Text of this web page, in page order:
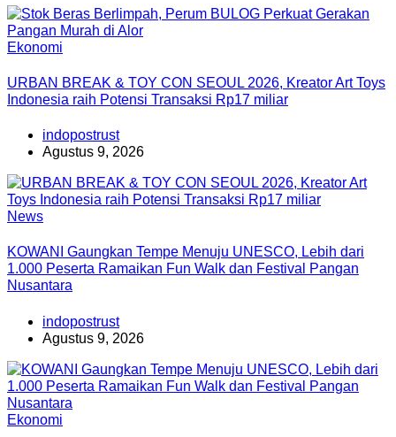
Ekonomi
URBAN BREAK & TOY CON SEOUL 2026, Kreator Art Toys
Indonesia raih Potensi Transaksi Rp17 miliar
indopostrust
Agustus 9, 2026
News
KOWANI Gaungkan Tempe Menuju UNESCO, Lebih dari
1.000 Peserta Ramaikan Fun Walk dan Festival Pangan
Nusantara
indopostrust
Agustus 9, 2026
Ekonomi